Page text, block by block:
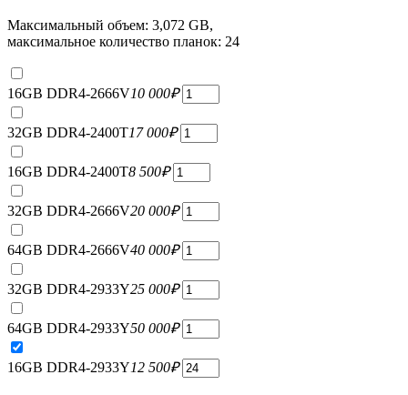
Максимальный объем: 3,072 GB,
максимальное количество планок: 24
16GB DDR4-2666V10 000₽
32GB DDR4-2400T17 000₽
16GB DDR4-2400T8 500₽
32GB DDR4-2666V20 000₽
64GB DDR4-2666V40 000₽
32GB DDR4-2933Y25 000₽
64GB DDR4-2933Y50 000₽
16GB DDR4-2933Y12 500₽